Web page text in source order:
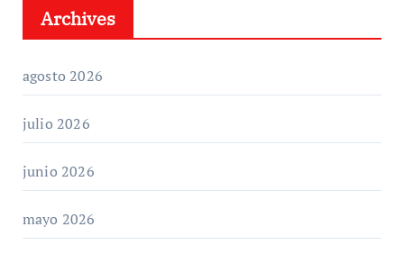
Archives
agosto 2026
julio 2026
junio 2026
mayo 2026